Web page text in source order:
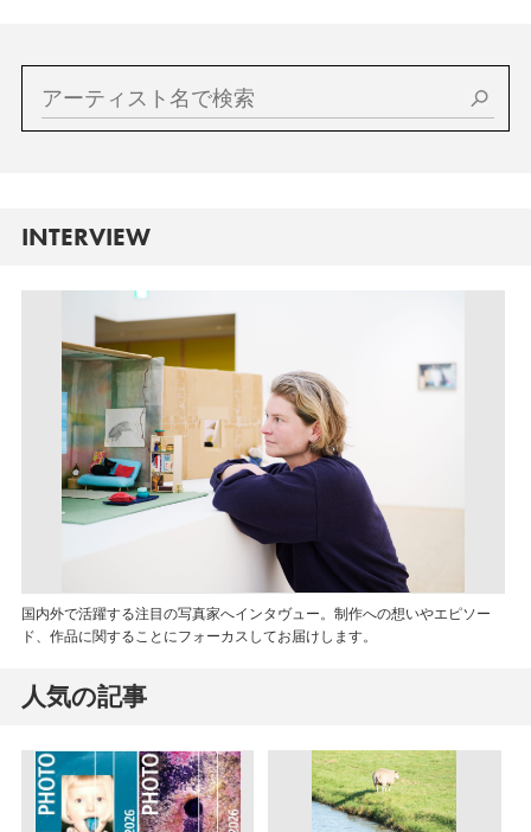
INTERVIEW
国内外で活躍する注目の写真家へインタヴュー。制作への想いやエピソー
ド、作品に関することにフォーカスしてお届けします。
人気の記事